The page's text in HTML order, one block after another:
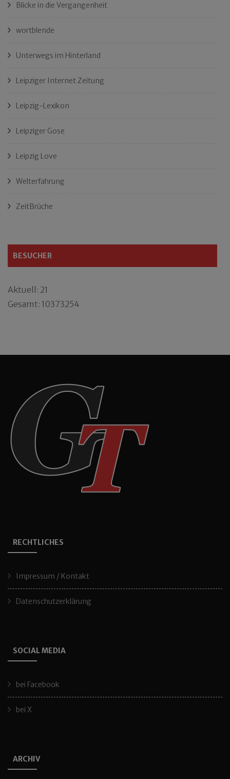
Blicke in die Vergangenheit
wortblende
Unterwegs im Hinterland
Leipziger Internet Zeitung
Leipzig-Lexikon
Leipziger Gose
Leipzig Love
Welterfahrung
ZeitBrüche
BESUCHER
Aktuell: 21
Gesamt: 10373254
RECHTLICHES
Impressum / Kontakt
Datenschutzerklärung
SOCIAL MEDIA
bei Facebook
bei X
ARCHIV